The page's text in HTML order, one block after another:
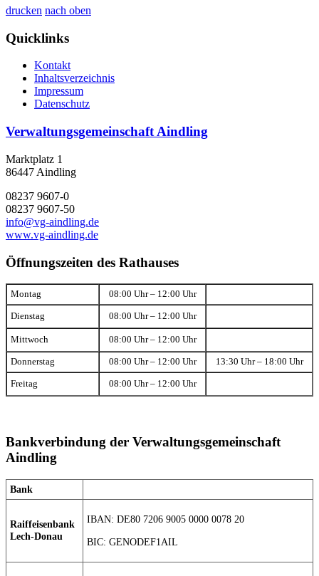
drucken nach oben
Quicklinks
Kontakt
Inhaltsverzeichnis
Impressum
Datenschutz
Verwaltungsgemeinschaft Aindling
Marktplatz 1
86447 Aindling
08237 9607-0
08237 9607-50
info@vg-aindling.de
www.vg-aindling.de
Öffnungszeiten des Rathauses
Montag 08:00 Uhr – 12:00 Uhr
Dienstag 08:00 Uhr – 12:00 Uhr
Mittwoch 08:00 Uhr – 12:00 Uhr
Donnerstag 08:00 Uhr – 12:00 Uhr 13:30 Uhr – 18:00 Uhr
Freitag 08:00 Uhr – 12:00 Uhr
Bankverbindung der Verwaltungsgemeinschaft
Aindling
Bank
Raiffeisenbank
Lech-Donau
IBAN: DE80 7206 9005 0000 0078 20
BIC: GENODEF1AIL